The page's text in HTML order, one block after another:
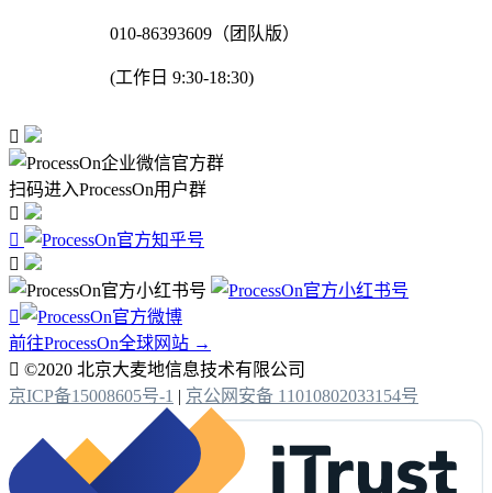
010-86393609（团队版）
(工作日 9:30-18:30)

扫码进入ProcessOn用户群




前往ProcessOn全球网站 →
 ©2020 北京大麦地信息技术有限公司
京ICP备15008605号-1 | 京公网安备 11010802033154号